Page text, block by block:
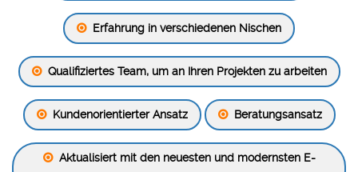
Erfahrung in verschiedenen Nischen
Qualifiziertes Team, um an Ihren Projekten zu arbeiten
Kundenorientierter Ansatz Beratungsansatz
Aktualisiert mit den neuesten und modernsten E-